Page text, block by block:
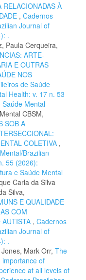
À
, Cadernos
Journal of
.
Paula Cerqueira,
ARTE-
E OUTRAS
NOS
de Saúde
Health: v. 17 n. 53
Mental
CBSM,
SOB A
COLETIVA ,
Brazilian
55 (2026):
e Saúde Mental
Carla da Silva
Silva,
E QUALIDADE
COM
AUTISTA , Cadernos
Journal of
.
Mark Orr, The
importance of
at all levels of